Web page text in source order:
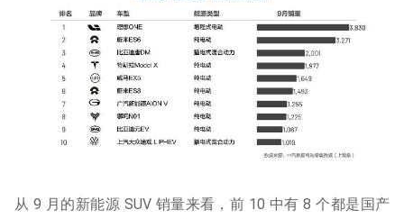
从 9 月的新能源 SUV 销量来看，前 10 中有 8 个都是国产